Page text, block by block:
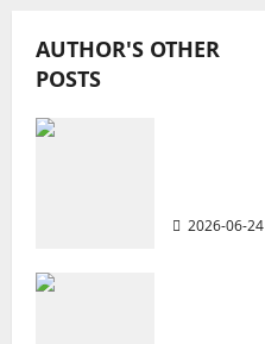
v
i
t
AUTHOR'S OTHER
POSTS
2026-06-24